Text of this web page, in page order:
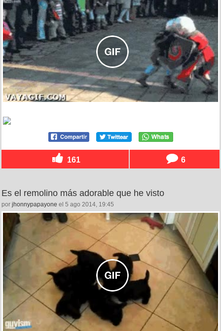
161 6
Es el remolino más adorable que he visto
por jhonnypapayone el 5 ago 2014, 19:45